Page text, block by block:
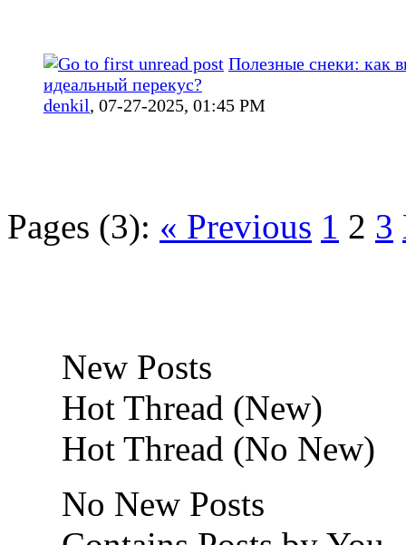
Полезные снеки: как
идеальный перекус?
denkil, 07-27-2025, 01:45 PM
Pages (3): « Previous 1 2 3
New Posts
Hot Thread (New)
Hot Thread (No New)
No New Posts